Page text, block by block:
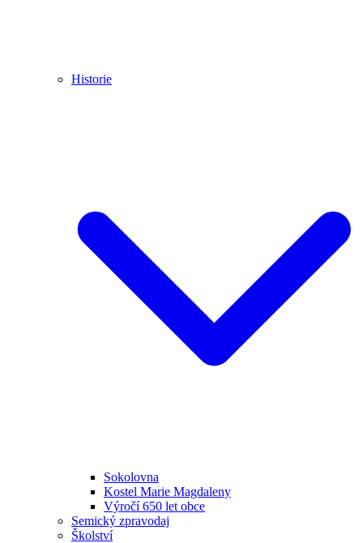
Historie
Sokolovna
Kostel Marie Magdaleny
Výročí 650 let obce
Semický zpravodaj
Školství